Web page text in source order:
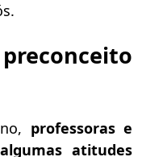
professoras e
atitudes